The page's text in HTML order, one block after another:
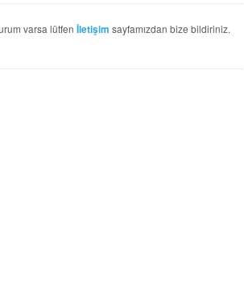
varsa lütfen İletişim sayfamızdan bize bildiriniz.